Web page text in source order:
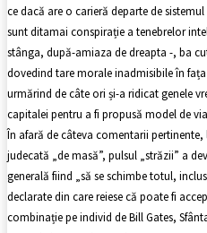
ce dacă are o carieră departe de
sunt ditamai conspirație a tenebrelor
stânga, după-amiaza de dreapta -, ba
dovedind tare morale inadmisibile în
urmărind de câte ori și-a ridicat genele
capitalei pentru a fi propusă model de
În afară de câteva comentarii
judecată „de masă”, pulsul „străzii” a
generală fiind „să se schimbe totul,
declarate din care reiese că poate fi
combinație pe individ de Bill Gates,